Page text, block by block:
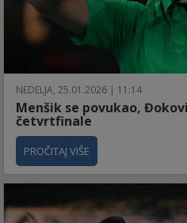
NEDELJA, 25.01.2026 | 11:14
Menšik se povukao,
četvrtfinale
PROČITAJ VIŠE